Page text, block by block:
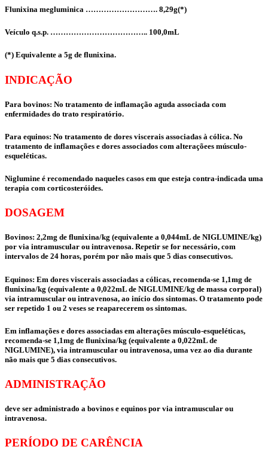
Flunixina megluminica ………………………. 8,29g(*)
Veículo q.s.p. ……………………………….. 100,0mL
(*) Equivalente a 5g de flunixina.
INDICAÇÃO
Para bovinos: No tratamento de inflamação aguda associada com
enfermidades do trato respiratório.
Para equinos: No tratamento de dores viscerais associadas à cólica. No
tratamento de inflamações e dores associados com alteraçõees músculo-
esqueléticas.
Niglumine é recomendado naqueles casos em que esteja contra-indicada uma
terapia com corticosteróides.
DOSAGEM
Bovinos: 2,2mg de flunixina/kg (equivalente a 0,044mL de NIGLUMINE/kg)
por via intramuscular ou intravenosa. Repetir se for necessário, com
intervalos de 24 horas, porém por não mais que 5 dias consecutivos.
Equinos: Em dores viscerais associadas a cólicas, recomenda-se 1,1mg de
flunixina/kg (equivalente a 0,022mL de NIGLUMINE/kg de massa corporal)
via intramuscular ou intravenosa, ao início dos sintomas. O tratamento pode
ser repetido 1 ou 2 veses se reaparecerem os sintomas.
Em inflamações e dores associadas em alterações músculo-esqueléticas,
recomenda-se 1,1mg de flunixina/kg (equivalente a 0,022mL de
NIGLUMINE), via intramuscular ou intravenosa, uma vez ao dia durante
não mais que 5 dias consecutivos.
ADMINISTRAÇÃO
deve ser administrado a bovinos e equinos por via intramuscular ou
intravenosa.
PERÍODO DE CARÊNCIA